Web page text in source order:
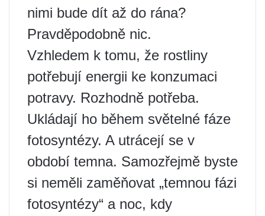
nimi bude dít až do rána?
Pravděpodobně nic.
Vzhledem k tomu, že rostliny
potřebují energii ke konzumaci
potravy. Rozhodně potřeba.
Ukládají ho během světelné fáze
fotosyntézy. A utrácejí se v
období temna. Samozřejmě byste
si neměli zaměňovat „temnou fázi
fotosyntézy“ a noc, kdy